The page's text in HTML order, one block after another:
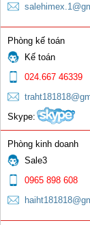
Phòng kế toán
Kế toán
024.667 46339
Skype:
Phòng kinh doanh
Sale3
0965 898 608